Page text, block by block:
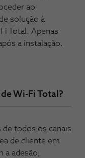
ao
solução à
Total. Apenas
a instalação.
Wi-Fi Total?
de todos os canais
de cliente em
a adesão,